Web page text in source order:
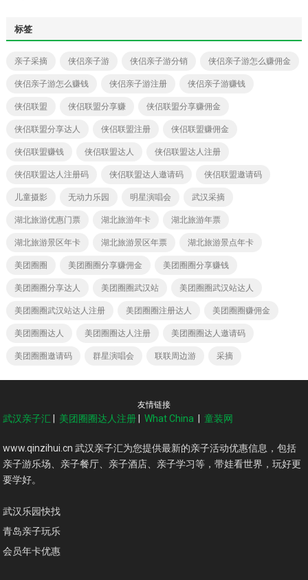
标签
亲子采摘 侠侣亲子游 侠侣亲子游分销 侠侣亲子游怎么赚佣金
侠侣亲子游怎么赚钱 侠侣亲子游注册 侠侣亲子游赚钱
侠侣联盟 侠侣联盟分享赚 侠侣联盟分享赚佣金
侠侣联盟分享达人 侠侣联盟注册 侠侣联盟赚佣金
侠侣联盟赚钱 侠侣联盟达人 侠侣联盟达人注册
侠侣联盟达人注册码 侠侣联盟达人邀请码 侠侣联盟邀请码
儿童摄影 无动力乐园 明星演唱会 武汉采摘
湖北旅游优惠门票 湖北旅游年卡 湖北旅游年票
湖北旅游景区年卡 湖北旅游景区年票 湖北旅游景点年卡
美团圈圈 美团圈圈分享赚佣金 美团圈圈分享赚钱
美团圈圈分享达人 美团圈圈武汉站 美团圈圈武汉站达人
美团圈圈武汉站达人注册 美团圈圈注册达人 美团圈圈赚佣金
美团圈圈达人 美团圈圈达人注册 美团圈圈达人邀请码
美团圈圈邀请码 群星演唱会 联联周边游 采摘
友情链接
武汉亲子汇 美团圈圈达人注册 |What China |童装网
www.qinzihui.cn 武汉亲子汇为您提供最新的亲子活动优惠信息，包括
亲子游乐场、亲子餐厅、亲子酒店、亲子学习等，带娃看世界，玩好更
要学好。
武汉乐园快找
青岛亲子玩乐
会员年卡优惠